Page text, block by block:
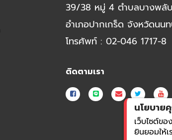
นโยบาย
เว็บไซต์ขอ
ยินยอมให้เ
39/38 หมู่ 4 ตำบลบางพลับ
อำเภอปากเกร็ด จังหวัดนนท
โทรศัพท์ : 02-046 1717-8
ติดตามเรา